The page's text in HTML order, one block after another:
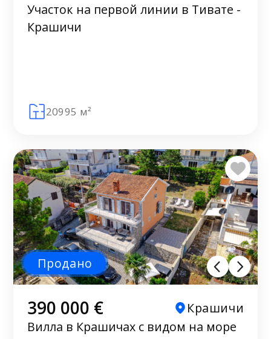
Участок на первой линии в Тивате -
Крашичи
20995 м²
Продано
390 000 €
Крашичи
Вилла в Крашичах с видом на море